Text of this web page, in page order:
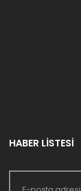
HABER LİSTESİ